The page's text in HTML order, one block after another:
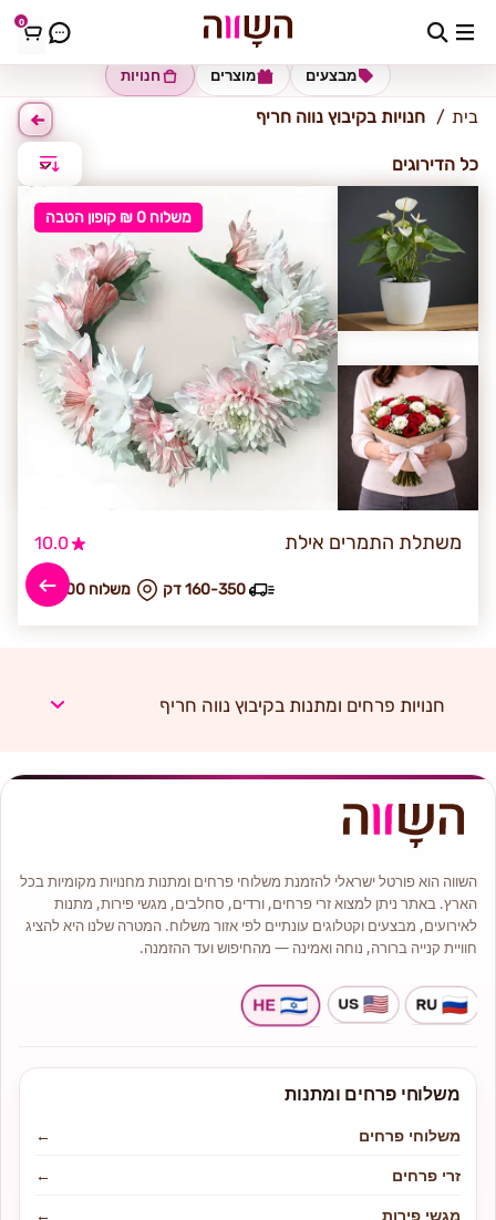
0 קיבוץ נווה חריף
חנויות מוצרים מבצעים
בית חנויות בקיבוץ נווה חריף
כל הדירוגים
משלוח 0 ₪ קופון הטבה
משתלת התמרים אילת 10.0
₪ משלוח 300 160-350 דק
חנויות פרחים ומתנות בקיבוץ נווה חריף
השווה הוא פורטל ישראלי להזמנת משלוחי פרחים ומתנות מחנויות מקומיות בכל
הארץ. באתר ניתן למצוא זרי פרחים, ורדים, סחלבים, מגשי פירות, מתנות
לאירועים, מבצעים וקטלוגים עונתיים לפי אזור משלוח. המטרה שלנו היא להציג
חוויית קנייה ברורה, נוחה ואמינה — מהחיפוש ועד ההזמנה.
משלוחי פרחים ומתנות
משלוחי פרחים
←
זרי פרחים
←
מגשי פירות
←